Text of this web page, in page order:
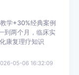
学+30%经典案例
到两个月，临床实
康复理疗知识
05-06 16:32:09